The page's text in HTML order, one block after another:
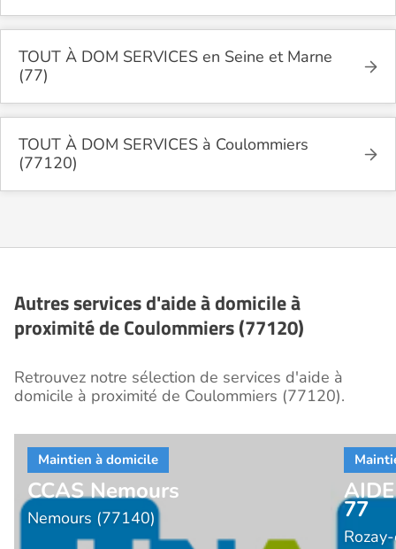
TOUT À DOM SERVICES en Seine et Marne
(77)
TOUT À DOM SERVICES à Coulommiers
(77120)
Autres services d'aide à domicile à
proximité de Coulommiers (77120)
Retrouvez notre sélection de services d'aide à
domicile à proximité de Coulommiers (77120).
CCAS Nemours
Nemours (77140) 77